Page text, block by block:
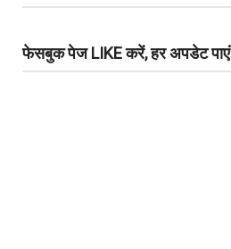
फेसबुक पेज LIKE करें, हर अपडेट पाएं